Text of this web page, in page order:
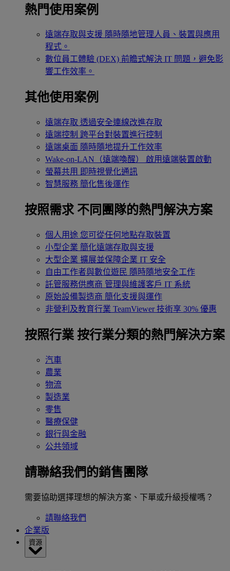
熱門使用案例
遠端存取與支援 隨時隨地管理人員、裝置與應用
程式。
數位員工體驗 (DEX) 前瞻式解決 IT 問題，避免影
響工作效率。
其他使用案例
遠端存取 透過安全連線改進存取
遠端控制 跨平台對裝置進行控制
遠端桌面 隨時隨地提升工作效率
Wake-on-LAN（遠端喚醒）
啟用遠端裝置啟動
螢幕共用 即時視覺化通訊
智慧服務 簡化售後運作
按照需求 不同團隊的熱門解決方案
個人用途 您可從任何地點存取裝置
小型企業 簡化遠端存取與支援
大型企業 擴展並保障企業 IT 安全
自由工作者與數位遊民 隨時隨地安全工作
託管服務供應商 管理與維護客戶 IT 系統
原始設備製造商 簡化支援與運作
非營利及教育行業 TeamViewer 技術享 30% 優惠
按照行業 按行業分類的熱門解決方案
汽車
農業
物流
製造業
零售
醫療保健
銀行與金融
公共領域
請聯絡我們的銷售團隊
需要協助選擇理想的解決方案、下單或升級授權嗎？
請聯絡我們
企業版
資源